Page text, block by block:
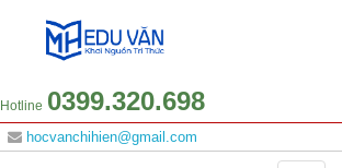
Hotline 0399.320.698
hocvanchihien@gmail.com